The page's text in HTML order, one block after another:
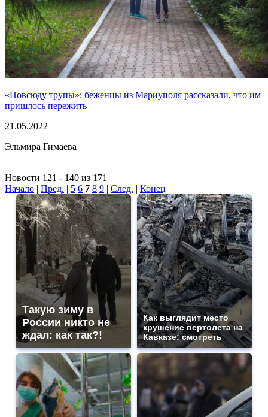
«Повсюду трупы»: беженцы из Мариуполя рассказали, что им
пришлось пережить
21.05.2022
Эльмира Гимаева
Новости 121 - 140 из 171
Начало | Пред. | 5 6 7 8 9 | След. | Конец
Такую зиму в
России никто не
ждал: как так?!
Как выглядит место
крушение вертолета на
Кавказе: смотреть